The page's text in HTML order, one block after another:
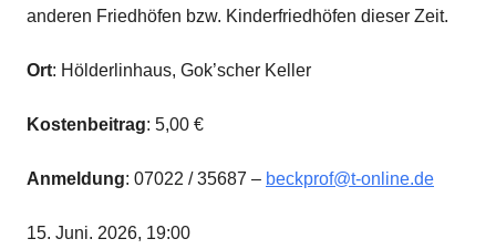
anderen Friedhöfen bzw. Kinderfriedhöfen dieser Zeit.
Ort: Hölderlinhaus, Gok’scher Keller
Kostenbeitrag: 5,00 €
Anmeldung: 07022 / 35687 – beckprof@t-online.de
15. Juni. 2026, 19:00